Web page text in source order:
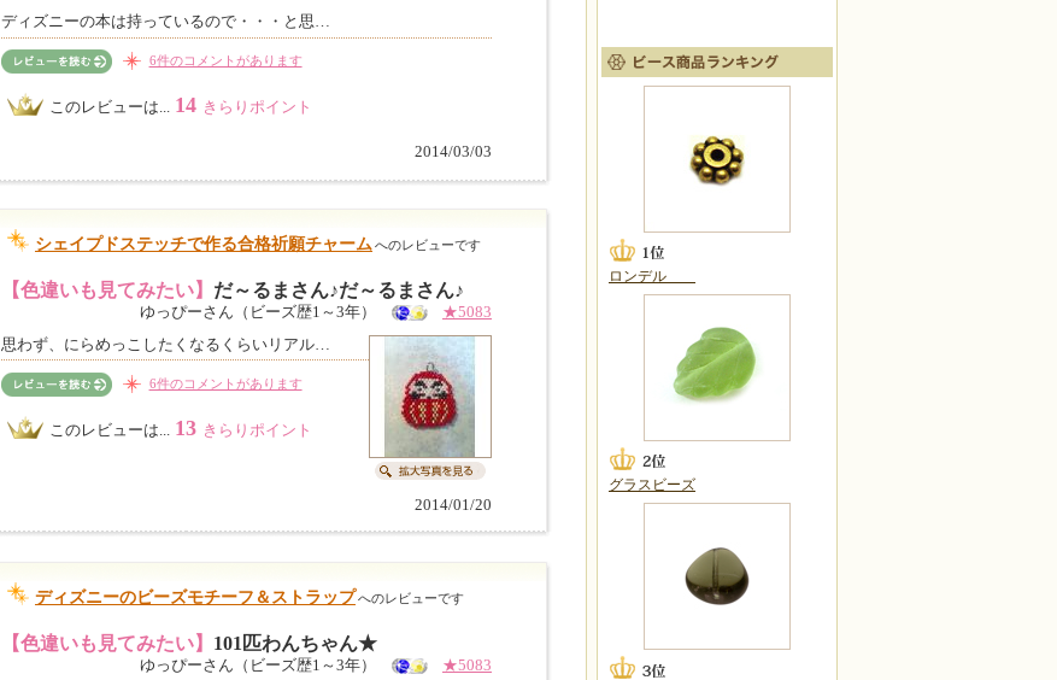
ディズニーの本は持っているので・・・と思…
6件のコメントがあります
このレビューは... 14 きらりポイント
2014/03/03
シェイプドステッチで作る合格祈願チャームへのレビューです
【色違いも見てみたい】 だ～るまさん♪だ～るまさん♪
ゆっぴーさん（ビーズ歴1～3年）
★5083
思わず、にらめっこしたくなるくらいリアル…
6件のコメントがあります
このレビューは... 13 きらりポイント
2014/01/20
ディズニーのビーズモチーフ＆ストラップへのレビューです
【色違いも見てみたい】 101匹わんちゃん★
ゆっぴーさん（ビーズ歴1～3年） ★5083
ロンデル
グラスビーズ